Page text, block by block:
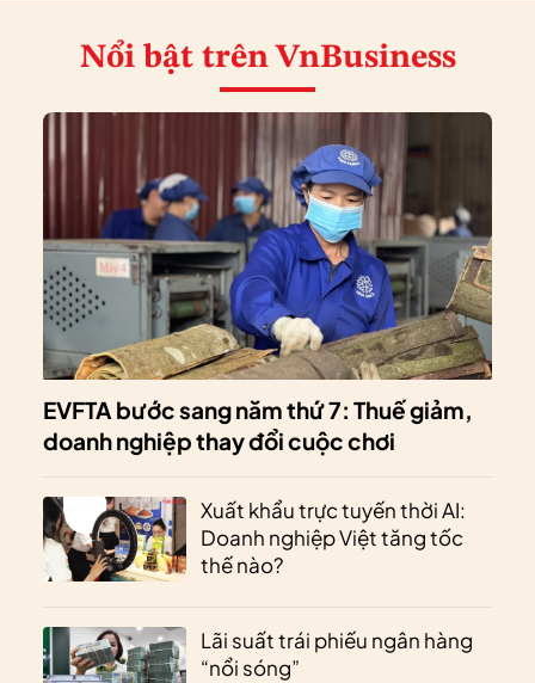
Nổi bật trên VnBusiness
EVFTA bước sang năm thứ 7: Thuế giảm,
doanh nghiệp thay đổi cuộc chơi
Xuất khẩu trực tuyến thời AI:
Doanh nghiệp Việt tăng tốc
thế nào?
Lãi suất trái phiếu ngân hàng
“nổi sóng”